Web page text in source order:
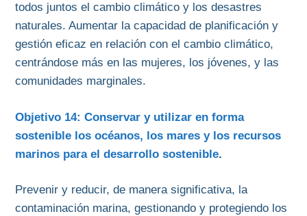
todos juntos el cambio climático y los desastres
naturales. Aumentar la capacidad de planificación y
gestión eficaz en relación con el cambio climático,
centrándose más en las mujeres, los jóvenes, y las
comunidades marginales.
Objetivo 14: Conservar y utilizar en forma
sostenible los océanos, los mares y los recursos
marinos para el desarrollo sostenible.
Prevenir y reducir, de manera significativa, la
contaminación marina, gestionando y protegiendo los